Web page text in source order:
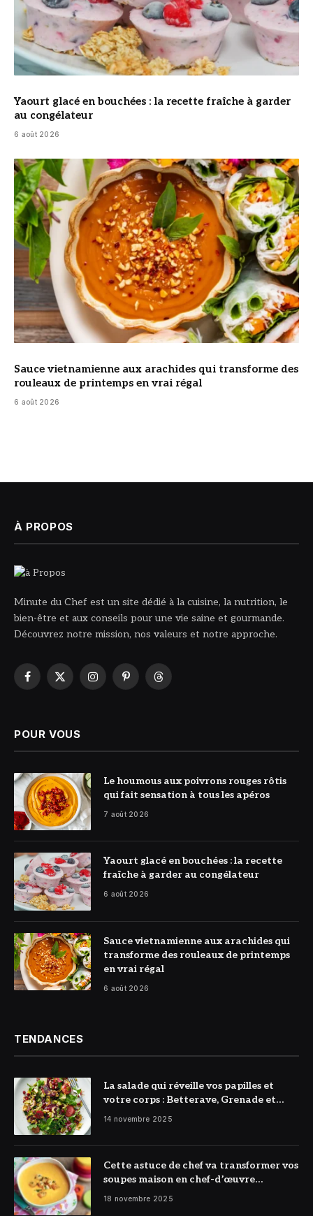
Yaourt glacé en bouchées : la recette fraîche à garder
au congélateur
6 août 2026
© DR
Sauce vietnamienne aux arachides qui transforme des
rouleaux de printemps en vrai régal
6 août 2026
À PROPOS
Minute du Chef est un site dédié à la cuisine, la nutrition, le
bien-être et aux conseils pour une vie saine et gourmande.
Découvrez notre mission, nos valeurs et notre approche.
Facebook
X
InstagramPinterestThreads
POUR VOUS
© DR
Le houmous aux poivrons rouges rôtis
qui fait sensation à tous les apéros
7 août 2026
© DR
Yaourt glacé en bouchées : la recette
fraîche à garder au congélateur
6 août 2026
© DR
Sauce vietnamienne aux arachides qui
transforme des rouleaux de printemps
en vrai régal
6 août 2026
TENDANCES
La salade qui réveille vos papilles et
votre corps : Betterave, Grenade et
Citron à l’honneur
14 novembre 2025
Cette astuce de chef va transformer vos
soupes maison en chef-d’œuvre
réconfortant
18 novembre 2025